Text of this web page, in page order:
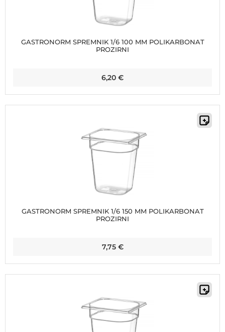
GASTRONORM SPREMNIK 1/6 100 MM POLIKARBONAT
PROZIRNI
6,20 €
GASTRONORM SPREMNIK 1/6 150 MM POLIKARBONAT
PROZIRNI
7,75 €